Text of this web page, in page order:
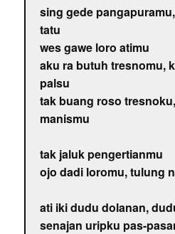
sing gede
tatu
wes gawe loro atimu
aku ra butuh tresnomu,
palsu
tak buang roso
manismu
tak jaluk pengertianmu
ojo dadi loromu, tulung
ati iki dudu dolanan,
senajan uripku pas-